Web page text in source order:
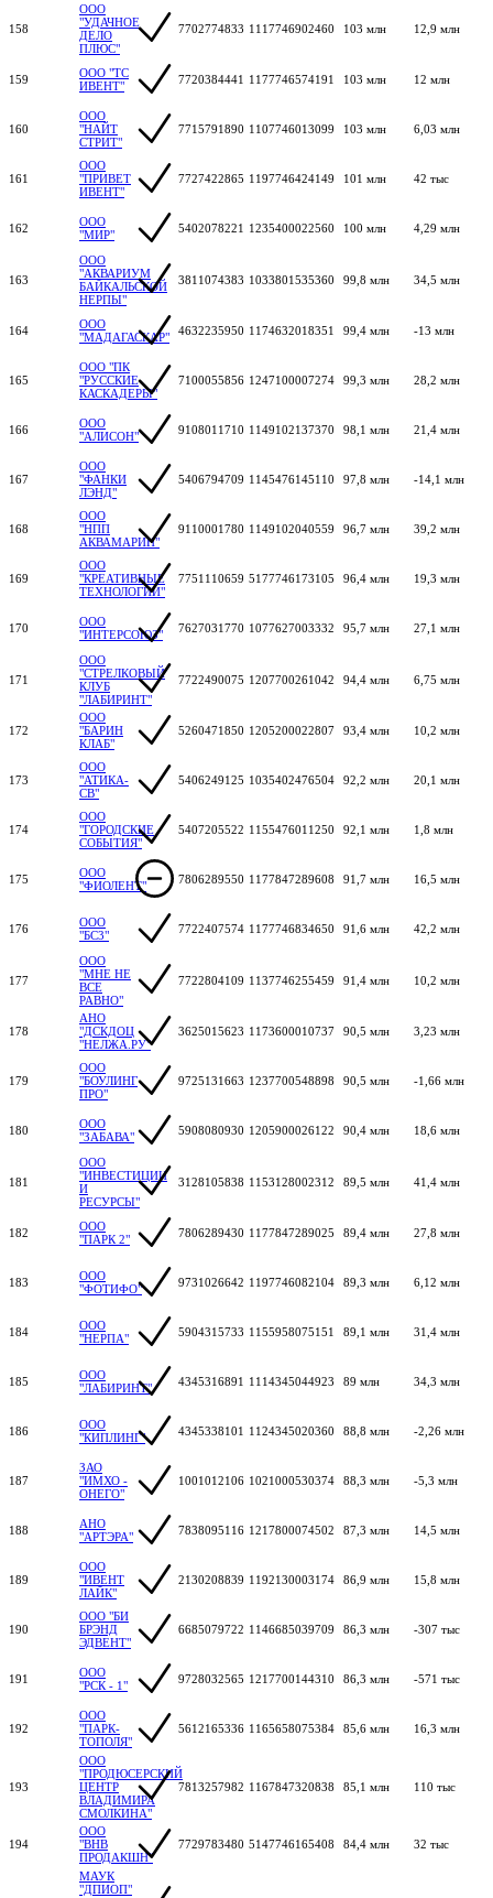
158
ООО
"УДАЧНОЕ
ДЕЛО
ПЛЮС"
7702774833 1117746902460 103 млн 12,9 млн
159
ООО "ТС
ИВЕНТ"
7720384441 1177746574191 103 млн 12 млн
160
ООО
"НАЙТ
СТРИТ"
7715791890 1107746013099 103 млн 6,03 млн
161
ООО
"ПРИВЕТ
ИВЕНТ"
7727422865 1197746424149 101 млн 42 тыс
162
ООО
"МИР"
5402078221 1235400022560 100 млн 4,29 млн
163
ООО
"АКВАРИУМ
БАЙКАЛЬСКОЙ
НЕРПЫ"
3811074383 1033801535360 99,8 млн 34,5 млн
164
ООО
"МАДАГАСКАР"
4632235950 1174632018351 99,4 млн -13 млн
165
ООО "ПК
"РУССКИЕ
КАСКАДЕРЫ"
7100055856 1247100007274 99,3 млн 28,2 млн
166
ООО
"АЛИСОН"
9108011710 1149102137370 98,1 млн 21,4 млн
167
ООО
"ФАНКИ
ЛЭНД"
5406794709 1145476145110 97,8 млн -14,1 млн
168
ООО
"НПП
АКВАМАРИН"
9110001780 1149102040559 96,7 млн 39,2 млн
169
ООО
"КРЕАТИВНЫЕ
ТЕХНОЛОГИИ"
7751110659 5177746173105 96,4 млн 19,3 млн
170
ООО
"ИНТЕРСОЮЗ"
7627031770 1077627003332 95,7 млн 27,1 млн
171
ООО
"СТРЕЛКОВЫЙ
КЛУБ
"ЛАБИРИНТ"
7722490075 1207700261042 94,4 млн 6,75 млн
172
ООО
"БАРИН
КЛАБ"
5260471850 1205200022807 93,4 млн 10,2 млн
173
ООО
"АТИКА-
СВ"
5406249125 1035402476504 92,2 млн 20,1 млн
174
ООО
"ГОРОДСКИЕ
СОБЫТИЯ"
5407205522 1155476011250 92,1 млн 1,8 млн
175
ООО
"ФИОЛЕНТ"
7806289550 1177847289608 91,7 млн 16,5 млн
176
ООО
"БС3"
7722407574 1177746834650 91,6 млн 42,2 млн
177
ООО
"МНЕ НЕ
ВСЕ
РАВНО"
7722804109 1137746255459 91,4 млн 10,2 млн
178
АНО
"ДСКДОЦ
"НЕЛЖА.РУ"
3625015623 1173600010737 90,5 млн 3,23 млн
179
ООО
"БОУЛИНГ
ПРО"
9725131663 1237700548898 90,5 млн -1,66 млн
180
ООО
"ЗАБАВА"
5908080930 1205900026122 90,4 млн 18,6 млн
181
ООО
"ИНВЕСТИЦИИ
И
РЕСУРСЫ"
3128105838 1153128002312 89,5 млн 41,4 млн
182
ООО
"ПАРК 2"
7806289430 1177847289025 89,4 млн 27,8 млн
183
ООО
"ФОТИФО"
9731026642 1197746082104 89,3 млн 6,12 млн
184
ООО
"НЕРПА"
5904315733 1155958075151 89,1 млн 31,4 млн
185
ООО
"ЛАБИРИНТ"
4345316891 1114345044923 89 млн 34,3 млн
186
ООО
"КИПЛИНГ"
4345338101 1124345020360 88,8 млн -2,26 млн
187
ЗАО
"ИМХО -
ОНЕГО"
1001012106 1021000530374 88,3 млн -5,3 млн
188
АНО
"АРТЭРА"
7838095116 1217800074502 87,3 млн 14,5 млн
189
ООО
"ИВЕНТ
ЛАЙК"
2130208839 1192130003174 86,9 млн 15,8 млн
190
ООО "БИ
БРЭНД
ЭДВЕНТ"
6685079722 1146685039709 86,3 млн -307 тыс
191
ООО
"РСК - 1"
9728032565 1217700144310 86,3 млн -571 тыс
192
ООО
"ПАРК-
ТОПОЛЯ"
5612165336 1165658075384 85,6 млн 16,3 млн
193
ООО
"ПРОДЮСЕРСКИЙ
ЦЕНТР
ВЛАДИМИРА
СМОЛКИНА"
7813257982 1167847320838 85,1 млн 110 тыс
194
ООО
"ВНВ
ПРОДАКШН"
7729783480 5147746165408 84,4 млн 32 тыс
МАУК
"ДПИОП"